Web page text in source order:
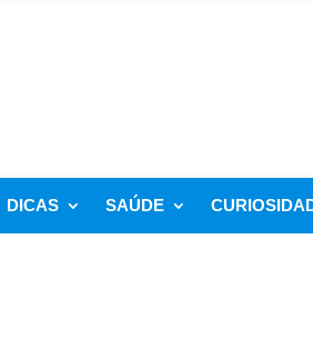
DICAS SAÚDE